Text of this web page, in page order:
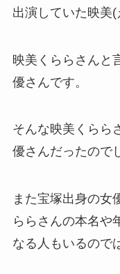
出演していた映美(
映美くららさんと
優さんです。
そんな映美くらら
優さんだったので
また宝塚出身の女
ららさんの本名や
なる人もいるので